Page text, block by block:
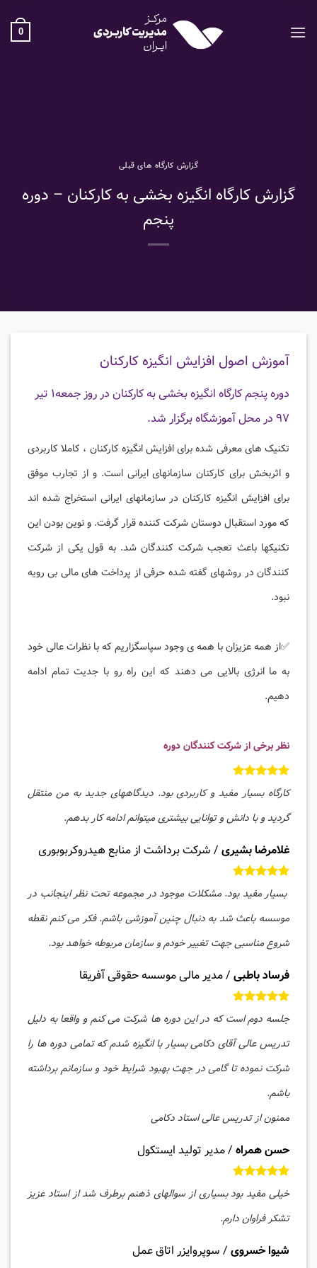
content
0
گزارش کارگاه های قبلی
گزارش کارگاه انگیزه بخشی به کارکنان – دوره
پنجم
آموزش اصول افزایش انگیزه کارکنان
دوره پنجم کارگاه انگیزه بخشی به کارکنان در روز جمعه۱ تیر
۹۷ در محل آموزشگاه برگزار شد.
تکنیک های معرفی شده برای افزایش انگیزه کارکنان ، کاملا کاربردی
و اثربخش برای کارکنان سازمانهای ایرانی است. و از تجارب موفق
برای افزایش انگیزه کارکنان در سازمانهای ایرانی استخراج شده اند
که مورد استقبال دوستان شرکت کننده قرار گرفت. و نوین بودن این
تکنیکها باعث تعجب شرکت کنندگان شد. به قول یکی از شرکت
کنندگان در روشهای گفته شده حرفی از پرداخت های مالی بی رویه
نبود.
✅از همه عزیزان با همه ی وجود سپاسگزاریم که با نظرات عالی خود
به ما انرژی بالایی می دهند که این راه رو با جدیت تمام ادامه
دهیم.
نظر برخی از شرکت کنندگان دوره
کارگاه بسیار مفید و کاربردی بود. دیدگاههای جدید به من منتقل
گردید و با دانش و توانایی بیشتری میتوانم ادامه کار بدهم.
غلامرضا بشیری / شرکت برداشت از منابع هیدروکربوبوری
بسیار مفید بود. مشکلات موجود در مجموعه تحت نظر اینجانب در
موسسه باعث شد به دنبال چنین آموزشی باشم. فکر می کنم نقطه
شروع مناسبی جهت تغییر خودم و سازمان مربوطه خواهد بود.
فرساد باطبی /مدیر مالی موسسه حقوقی آفریقا
جلسه دوم است که در این دوره ها شرکت می کنم و واقعا به دلیل
تدریس عالی آقای دکامی بسیار با انگیزه شدم که تمامی دوره ها را
شرکت نموده تا گامی در جهت بهبود شرایط خود و سازمانم برداشته
باشم.
ممنون از تدریس عالی استاد دکامی
حسن همراه /مدیر تولید ایستکول
خیلی مفید بود بسیاری از سوالهای ذهنم برطرف شد از استاد عزیز
تشکر فراوان دارم.
شیوا خسروی / سوپروایزر اتاق عمل